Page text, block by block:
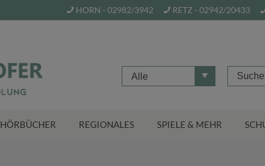
HORN - 02982/3942 RETZ - 02942/20433
Alle
HÖRBÜCHER REGIONALES SPIELE & MEHR